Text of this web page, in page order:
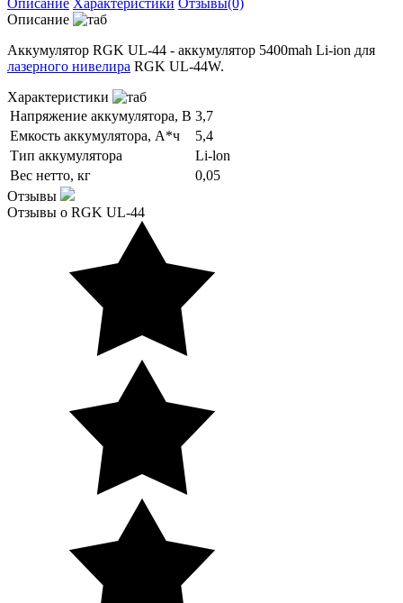
Описание
Аккумулятор RGK UL-44 - аккумулятор 5400mah Li-ion для
лазерного нивелира RGK UL-44W.
Характеристики
Напряжение аккумулятора, В 3,7
Емкость аккумулятора, А*ч
5,4
Тип аккумулятора
Li-lon
Вес нетто, кг
0,05
Отзывы
Отзывы о RGK UL-44